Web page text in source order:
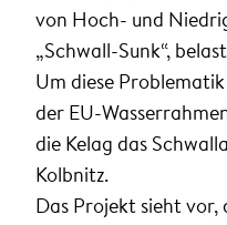
von Hoch- und
„Schwall-Sunk“,
Um diese
der EU-
die Kelag das
Kolbnitz.
Das Projekt sieht vor,